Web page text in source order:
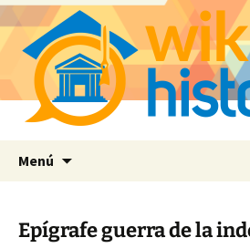
Menú
Epígrafe guerra de la